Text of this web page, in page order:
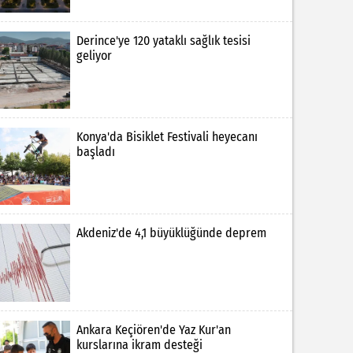
Derince'ye 120 yataklı sağlık tesisi
geliyor
Konya'da Bisiklet Festivali heyecanı
başladı
Akdeniz'de 4,1 büyüklüğünde deprem
Ankara Keçiören'de Yaz Kur'an
kurslarına ikram desteği